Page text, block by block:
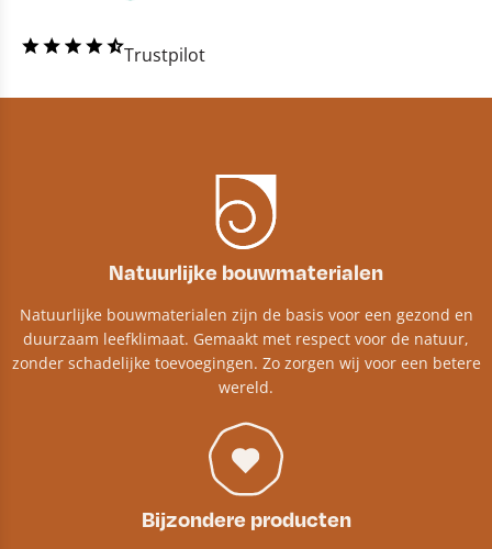
Trustpilot
Natuurlijke bouwmaterialen
Natuurlijke bouwmaterialen zijn de basis voor een gezond en
duurzaam leefklimaat. Gemaakt met respect voor de natuur,
zonder schadelijke toevoegingen. Zo zorgen wij voor een betere
wereld.
Bijzondere producten